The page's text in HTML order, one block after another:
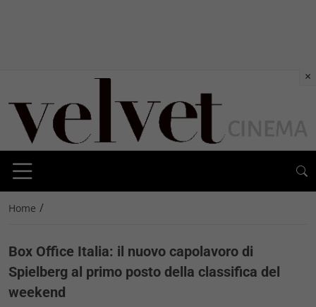
Home /
Box Office Italia: il nuovo capolavoro di
Spielberg al primo posto della classifica del
weekend
×